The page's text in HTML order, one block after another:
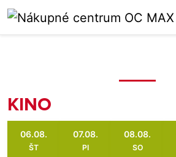
KINO
06.08.
ŠT
07.08.
PI
08.08.
SO